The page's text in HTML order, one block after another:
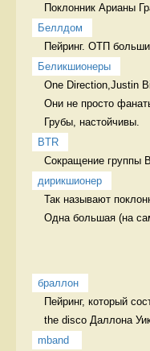
Поклонник Арианы
Беллдом
Пейринг. ОТП
Беликшионеры
One Direction,Justin
Они не просто
Грубы, настойчивы.
BTR
Сокращение группы
дирикшионер
Так называют
Одна большая (на
браллон
Пейринг, который
the disco Даллона
mband